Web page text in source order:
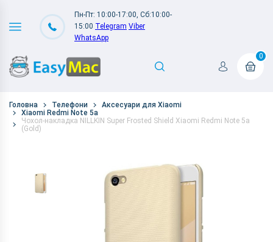
Пн-Пт: 10:00-17:00, Сб:10:00-
15:00 Telegram Viber
WhatsApp
0
Головна Телефони
Аксесуари для Xiaomi
Xiaomi Redmi Note 5a
Чохол-накладка NILLKIN Super Frosted Shield Xiaomi Redmi Note 5a
(Gold)